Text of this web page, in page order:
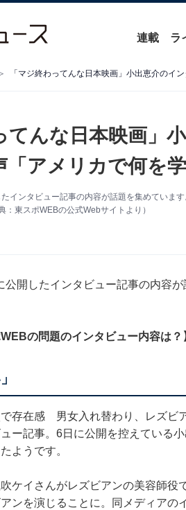
連載 ラ
「マジ終わってんな日本映画」小出恵介のイ
てんな日本映画」
アメリカで何を
インタビュー記事の内容が話題を集めていま
：東スポWEBの公式Webサイトより）
開したインタビュー記事の内容
の問題のインタビュー内容は？
で存在感 男女入れ替わり、レズビ
ー記事。6日に公開を控えている
ようです。
ケイさんがレズビアンの美容師役
ンを演じることに。同メディアの